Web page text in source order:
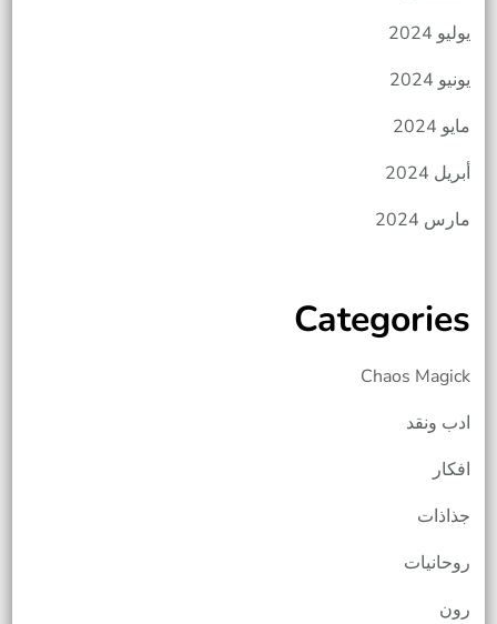
يوليو 2024
يونيو 2024
مايو 2024
أبريل 2024
مارس 2024
Categories
Chaos Magick
ادب ونقد
افكار
جذاذات
روحانيات
رون